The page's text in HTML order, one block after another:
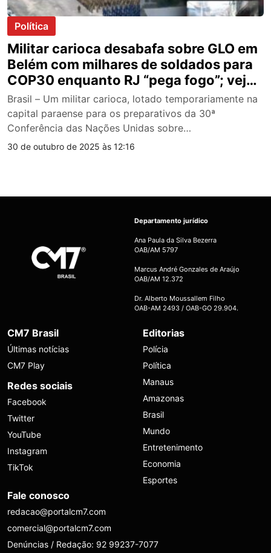
Política
Militar carioca desabafa sobre GLO em
Belém com milhares de soldados para
COP30 enquanto RJ “pega fogo”; veja
vídeo
Brasil – Um militar carioca, lotado temporariamente na
capital paraense para os preparativos da 30ª
Conferência das Nações Unidas sobre…
30 de outubro de 2025 às 12:16
Departamento jurídico
Ana Paula da Silva Bezerra
OAB/AM 5797
Marcus André Gonzales de Araújo
OAB/AM 12.372
Dr. Alberto Moussallem Filho
OAB-AM 2493 / OAB-GO 29.904.
CM7 Brasil
Últimas notícias
CM7 Play
Redes sociais
Facebook
Twitter
YouTube
Instagram
TikTok
Editorias
Polícia
Política
Manaus
Amazonas
Brasil
Mundo
Entretenimento
Economia
Esportes
Fale conosco
redacao@portalcm7.com
comercial@portalcm7.com
Denúncias / Redação: 92 99237-7077